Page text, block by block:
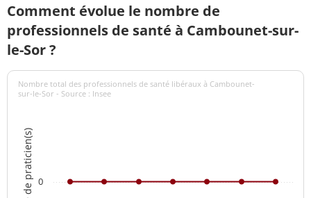
Comment évolue le nombre de
professionnels de santé à Cambounet-sur-
le-Sor ?
Nombre total des professionnels de santé libéraux à Cambounet-
sur-le-Sor - Source : Insee
0